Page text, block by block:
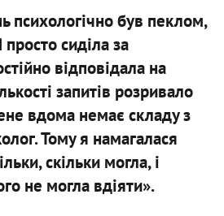
психологічно був пеклом,
сиділа за
відповідала на
запитів розривало
вдома немає складу з
Тому я намагалася
скільки могла, і
не могла вдіяти».